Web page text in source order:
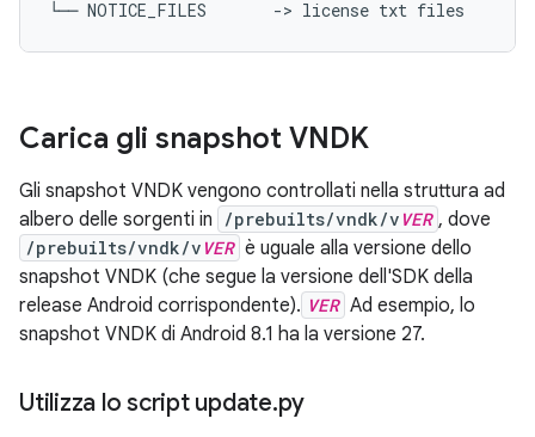
Carica gli snapshot VNDK
Gli snapshot VNDK vengono controllati nella struttura ad
albero delle sorgenti in
/prebuilts/vndk/v VER , dove
/prebuilts/vndk/v VER è uguale alla versione dello
snapshot VNDK (che segue la versione dell'SDK della
release Android corrispondente). VER Ad esempio, lo
snapshot VNDK di Android 8.1 ha la versione 27.
Utilizza lo script update.py